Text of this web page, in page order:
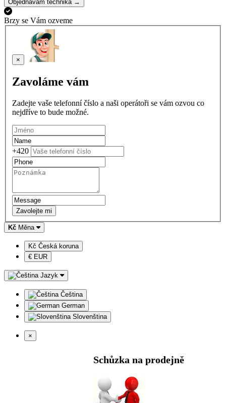
Objednávám technika →
Brzy se Vám ozveme
×
Zavoláme vám
Zadejte vaše telefonní číslo a naši operátoři se vám ozvou co
nejdříve to bude možné.
+420
Zavolejte mi
Kč Měna
Kč Česká koruna
€ EUR
Jazyk
Čeština
German
Slovenština
×
Schůzka na prodejně